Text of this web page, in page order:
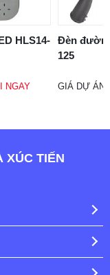
HLS14-
NGAY
Đèn
125
GIÁ DỰ
XÚC TIẾN